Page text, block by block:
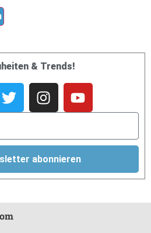
& Trends!
abonnieren